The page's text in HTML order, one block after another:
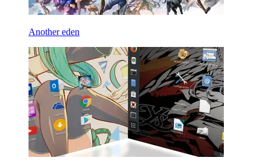
Another eden